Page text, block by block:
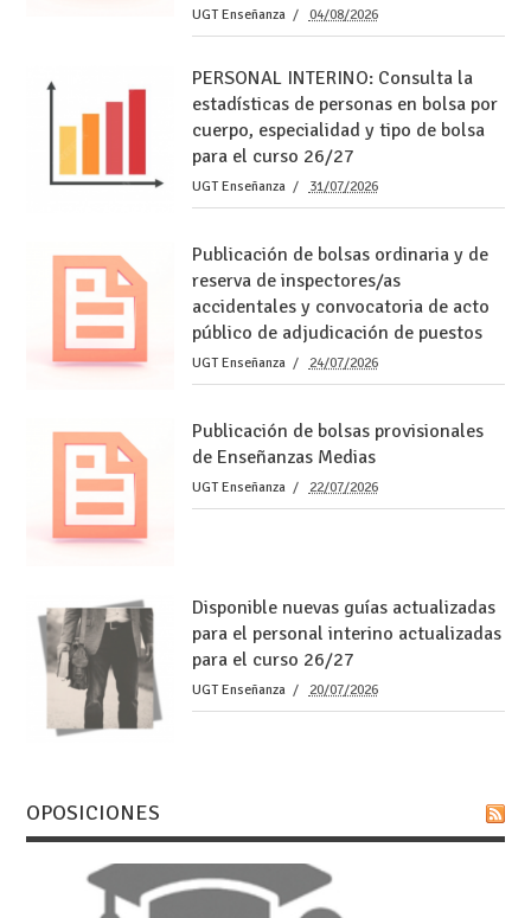
UGT Enseñanza 04/08/2026
PERSONAL INTERINO: Consulta la
estadísticas de personas en bolsa por
cuerpo, especialidad y tipo de bolsa
para el curso 26/27
UGT Enseñanza 31/07/2026
Publicación de bolsas ordinaria y de
reserva de inspectores/as
accidentales y convocatoria de acto
público de adjudicación de puestos
UGT Enseñanza 24/07/2026
Publicación de bolsas provisionales
de Enseñanzas Medias
UGT Enseñanza 22/07/2026
Disponible nuevas guías actualizadas
para el personal interino actualizadas
para el curso 26/27
UGT Enseñanza 20/07/2026
OPOSICIONES